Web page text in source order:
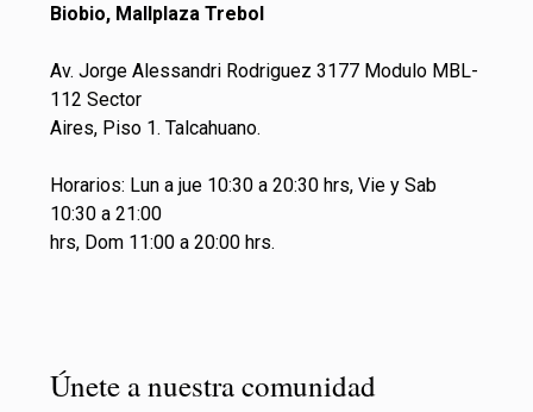
Biobio, Mallplaza Trebol
Av. Jorge Alessandri Rodriguez 3177 Modulo MBL-
112 Sector
Aires, Piso 1. Talcahuano.
Horarios: Lun a jue 10:30 a 20:30 hrs, Vie y Sab
10:30 a 21:00
hrs, Dom 11:00 a 20:00 hrs.
Únete a nuestra comunidad